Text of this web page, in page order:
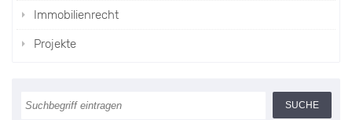
Immobilienrecht
Projekte